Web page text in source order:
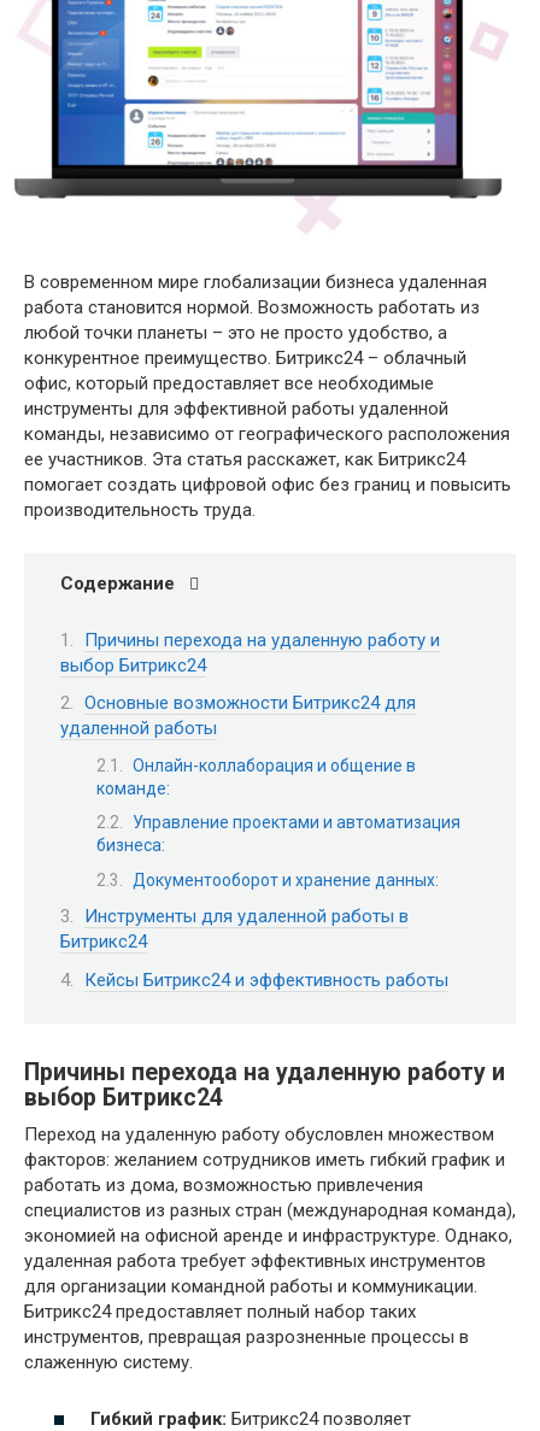
В современном мире глобализации бизнеса удаленная
работа становится нормой. Возможность работать из
любой точки планеты – это не просто удобство, а
конкурентное преимущество. Битрикс24 – облачный
офис, который предоставляет все необходимые
инструменты для эффективной работы удаленной
команды, независимо от географического расположения
ее участников. Эта статья расскажет, как Битрикс24
помогает создать цифровой офис без границ и повысить
производительность труда.
Содержание
Причины перехода на удаленную работу и
выбор Битрикс24
Основные возможности Битрикс24 для
удаленной работы
Онлайн-коллаборация и общение в
команде:
Управление проектами и автоматизация
бизнеса:
Документооборот и хранение данных:
Инструменты для удаленной работы в
Битрикс24
Кейсы Битрикс24 и эффективность работы
Причины перехода на удаленную работу и
выбор Битрикс24
Переход на удаленную работу обусловлен множеством
факторов: желанием сотрудников иметь гибкий график и
работать из дома, возможностью привлечения
специалистов из разных стран (международная команда),
экономией на офисной аренде и инфраструктуре. Однако,
удаленная работа требует эффективных инструментов
для организации командной работы и коммуникации.
Битрикс24 предоставляет полный набор таких
инструментов, превращая разрозненные процессы в
слаженную систему.
Гибкий график: Битрикс24 позволяет